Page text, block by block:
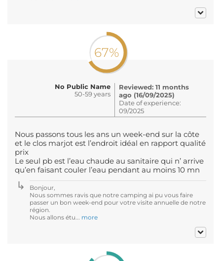
67%
No Public Name
50-59 years
Reviewed: 11 months
ago (16/09/2025)
Date of experience:
09/2025
Nous passons tous les ans un week-end sur la côte
et le clos marjot est l’endroit idéal en rapport qualité
prix
Le seul pb est l’eau chaude au sanitaire qui n’ arrive
qu’en faisant couler l’eau pendant au moins 10 mn
Bonjour,
Nous sommes ravis que notre camping ai pu vous faire
passer un bon week-end pour votre visite annuelle de notre
région.
Nous allons étu... more